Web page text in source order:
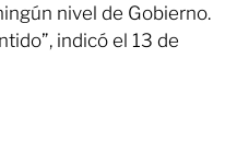
nivel de Gobierno.
indicó el 13 de